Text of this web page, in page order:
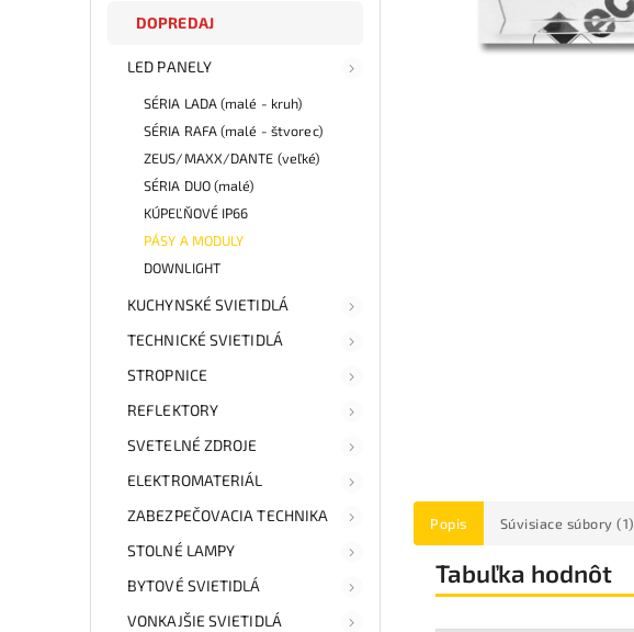
DOPREDAJ
LED PANELY
SÉRIA LADA (malé - kruh)
SÉRIA RAFA (malé - štvorec)
ZEUS/MAXX/DANTE (veľké)
SÉRIA DUO (malé)
KÚPEĽŇOVÉ IP66
PÁSY A MODULY
DOWNLIGHT
KUCHYNSKÉ SVIETIDLÁ
TECHNICKÉ SVIETIDLÁ
STROPNICE
REFLEKTORY
SVETELNÉ ZDROJE
ELEKTROMATERIÁL
ZABEZPEČOVACIA TECHNIKA
STOLNÉ LAMPY
BYTOVÉ SVIETIDLÁ
VONKAJŠIE SVIETIDLÁ
Popis Súvisiace súbory (1)
Tabuľka hodnôt